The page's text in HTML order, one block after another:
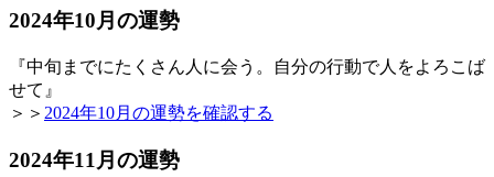
2024年10月の運勢
『中旬までにたくさん人に会う。自分の行動で人をよろこば
せて』
＞＞ 2024年10月の運勢を確認する
2024年11月の運勢